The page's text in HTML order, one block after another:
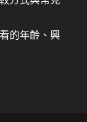
的年齡、興